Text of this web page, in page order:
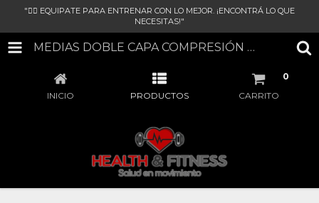
"🏋‍♀ EQUIPATE PARA ENTRENAR CON LO MEJOR. ¡ENCONTRÁ LO QUE
NECESITAS!"
MEDIAS DOBLE CAPA COMPRESIÓN ZEBRA
INICIO PRODUCTOS CARRITO
0